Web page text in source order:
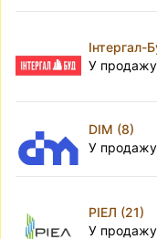
Інтергал-
У продажу
DIM (8)
У продажу
РІЕЛ (21)
У продажу